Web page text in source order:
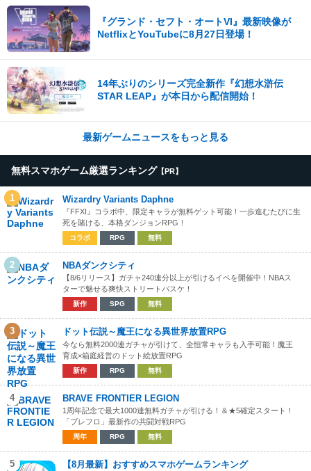
『グランド・セフト・オートVI』最新映像が
NetflixとYouTubeに8月27日登場！
14年ぶりのシリーズ完全新作『幻想水滸伝
STAR LEAP』が本日から配信開始！
最新ゲームニュースをもっと見る
無料スマホゲーム厳選ランキング 【PR】
1 Wizardry Variants Daphne
『FFXI』コラボ中、限定キャラが無料ゲット可能！一歩進むたびに生
死を賭ける、本格ダンジョンRPG！
コラボ RPG 無料
2 NBAダンクシティ
【8/6リリース】ガチャ240連分以上が引けるイベを開催中！NBAス
ターで魅せる爽快ストリートバスケ！
新作 SPG 無料
3 ドット伝説～魔王になる異世界放置RPG
今なら無料2000連ガチャが引けて、全恒常キャラも入手可能！魔王
育成×箱庭経営のドット絵放置RPG
新作 RPG 無料
4 BRAVE FRONTIER LEGION
1周年記念で最大1000連無料ガチャが引ける！＆★5確定スタート！
「ブレフロ」最新作の共闘対戦RPG
周年 RPG 無料
5 【8月最新】おすすめスマホゲームランキング